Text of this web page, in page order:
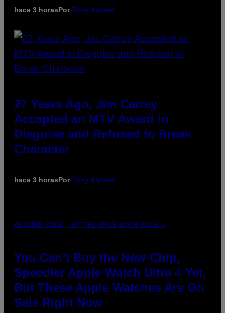
hace 3 horasPorTony Alpsen
27 Years Ago, Jim Carrey
Accepted an MTV Award in
Disguise and Refused to Break
Character
hace 3 horasPorTony Alpsen
AN OLDER MODEL, NOT THE APPLE WATCH ULTRA 4
You Can’t Buy the New-Chip,
Speedier Apple Watch Ultra 4 Yet,
But These Apple Watches Are On
Sale Right Now